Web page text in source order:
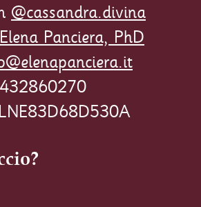
@cassandra.divina
Elena Panciera, PhD